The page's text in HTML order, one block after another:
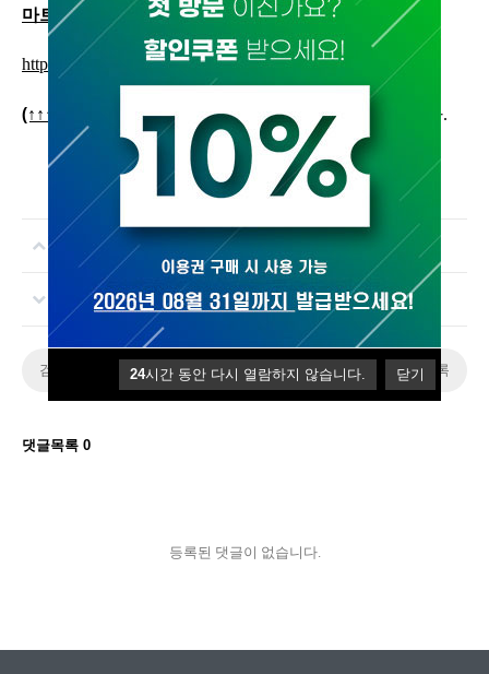
24시간 동안 다시 열람하지 않습니다. 닫기
마트플레이스 DB를 원하시는 분을 클릭!!!
https://open.kakao.com/o/sQ5pS4Xh
(↑↑↑↑클릭) 카카오톡 디비스토어 1:1상담 게시판 입니다.
보험 렌트 여행 생활서비스 실시간 DB 접수 CPA 플랫폼 안내
사업자 업종 DB를 검색하여 DB 다운로드 하는 방법
검색 목록
댓글목록 0
등록된 댓글이 없습니다.